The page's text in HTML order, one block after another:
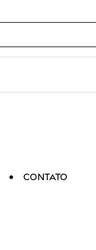
Contato